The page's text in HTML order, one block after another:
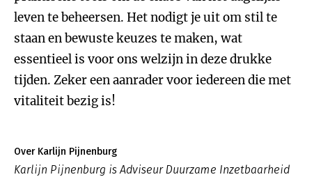
leven te beheersen. Het nodigt je uit om stil te
staan en bewuste keuzes te maken, wat
essentieel is voor ons welzijn in deze drukke
tijden. Zeker een aanrader voor iedereen die met
vitaliteit bezig is!
Over Karlijn Pijnenburg
Karlijn Pijnenburg is Adviseur Duurzame Inzetbaarheid